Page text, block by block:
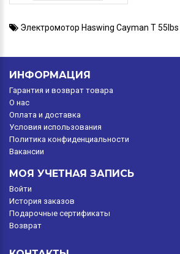
Электромотор Haswing Cayman T 55lbs
ИНФОРМАЦИЯ
Гарантия и возврат товара
O нас
Оплата и доставка
Условия использования
Политика конфиденциальности
Вакансии
МОЯ УЧЕТНАЯ ЗАПИСЬ
Войти
История заказов
Подарочные сертификаты
Возврат